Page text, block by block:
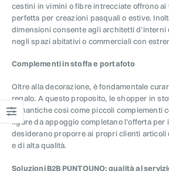
cestini in vimini o fibre intrecciate offrono
perfetta per creazioni pasquali o estive.
dimensioni consente agli architetti
negli spazi abitativi o commerciali con
Complementi in stoffa e portafoto
Oltre alla decorazione, è fondamentale
regalo. A questo proposito, le shopper in
romantiche così come piccoli complementi
figure da appoggio completano l’offerta per
desiderano proporre ai propri clienti articoli
e di alta qualità.
Soluzioni B2B PUNTOUNO: qualità al